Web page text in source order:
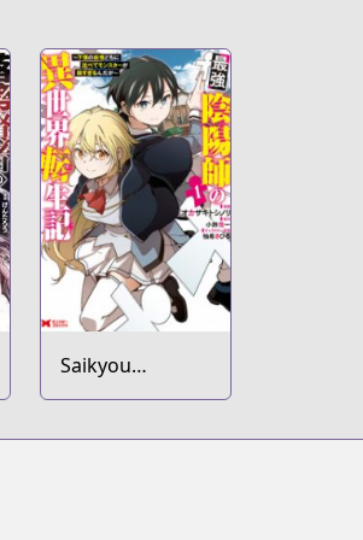
Saikyou
Onmyouji no